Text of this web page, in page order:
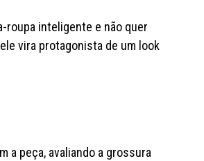
roupa inteligente e não quer
vira protagonista de um look
a peça, avaliando a grossura